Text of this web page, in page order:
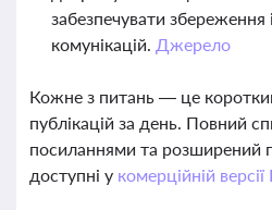
забезпечувати
комунікацій. Джерело
Кожне з питань — це
публікацій за день. Повний
посиланнями та розширений
доступні у комерційній